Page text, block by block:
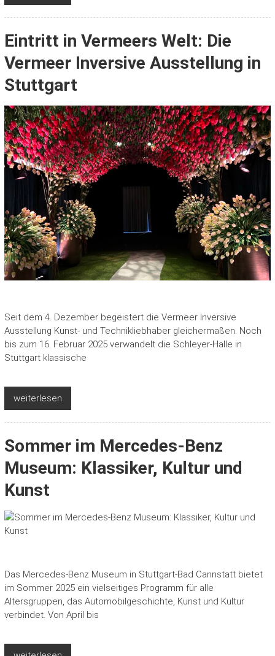
Eintritt in Vermeers Welt: Die
Vermeer Inversive Ausstellung in
Stuttgart
Seit dem 4. Dezember begeistert die Vermeer Inversive
Ausstellung Kunst- und Technikliebhaber gleichermaßen. Noch
bis zum 16. Februar 2025 verwandelt die Schleyer-Halle in
Stuttgart klassische
weiterlesen
Sommer im Mercedes-Benz
Museum: Klassiker, Kultur und
Kunst
Das Mercedes-Benz Museum in Stuttgart-Bad Cannstatt bietet
im Sommer 2025 ein vielseitiges Programm für alle
Altersgruppen, das Automobilgeschichte, Kunst und Kultur
verbindet. Von April bis